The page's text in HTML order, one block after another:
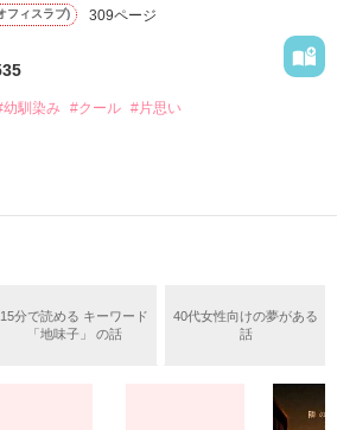
にてコミカライズ
であり、
を俺だけのものにしたい」
て
ト
フィスラブ) 309ページ
幼馴染み #クール #片思い
ったあの人がいる。
れ出す……。
)      ２８歳
研究所   研究員
)      ２８歳
15分で読める キーワード
「地味子」 の話
40代女性向けの夢がある
話